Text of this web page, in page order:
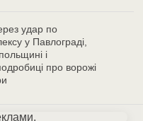
удар по
у Павлограді,
і
про ворожі